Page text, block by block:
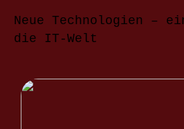
Neue Technologien –
die IT-Welt